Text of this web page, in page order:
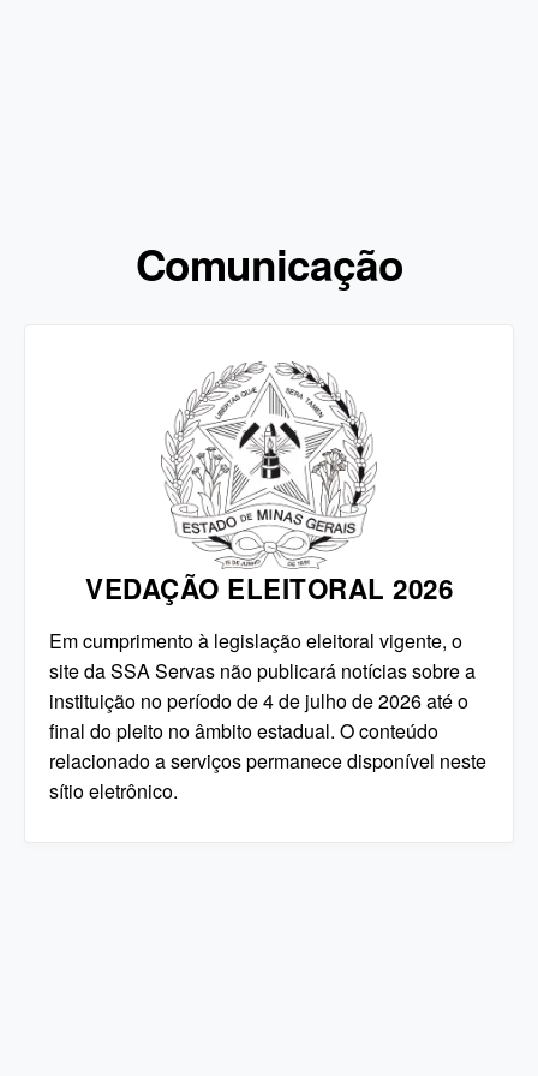
Comunicação
VEDAÇÃO ELEITORAL 2026
Em cumprimento à legislação eleitoral vigente, o
site da SSA Servas não publicará notícias sobre a
instituição no período de 4 de julho de 2026 até o
final do pleito no âmbito estadual. O conteúdo
relacionado a serviços permanece disponível neste
sítio eletrônico.